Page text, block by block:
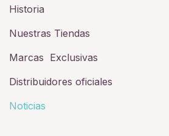
Historia​
Nuestras Tiendas
Marcas Exclusivas
Distribuidores oficiales
Noticias